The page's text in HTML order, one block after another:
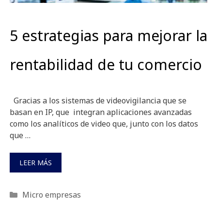
5 estrategias para mejorar la
rentabilidad de tu comercio
Gracias a los sistemas de videovigilancia que se
basan en IP, que integran aplicaciones avanzadas
como los analíticos de video que, junto con los datos
que …
LEER MÁS
Categorías
Micro empresas